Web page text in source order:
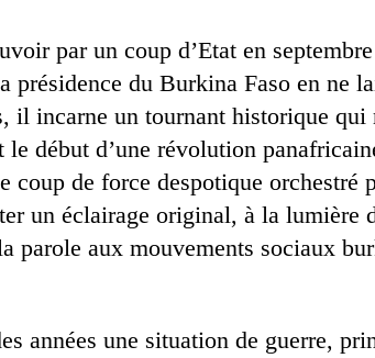
par un coup d’Etat en
présidence du Burkina Faso en ne
il incarne un tournant historique qui
début d’une révolution
coup de force despotique orchestré
un éclairage original, à la lumière
parole aux mouvements sociaux
années une situation de guerre,